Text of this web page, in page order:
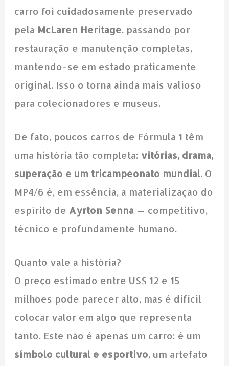
carro foi cuidadosamente preservado
pela McLaren Heritage, passando por
restauração e manutenção completas,
mantendo-se em estado praticamente
original. Isso o torna ainda mais valioso
para colecionadores e museus.
De fato, poucos carros de Fórmula 1 têm
uma história tão completa: vitórias, drama,
superação e um tricampeonato mundial. O
MP4/6 é, em essência, a materialização do
espírito de Ayrton Senna — competitivo,
técnico e profundamente humano.
Quanto vale a história?
O preço estimado entre US$ 12 e 15
milhões pode parecer alto, mas é difícil
colocar valor em algo que representa
tanto. Este não é apenas um carro: é um
símbolo cultural e esportivo, um artefato